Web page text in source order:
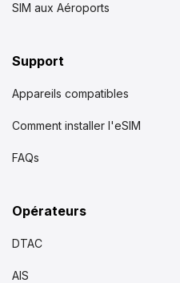
SIM aux Aéroports
Support
Appareils compatibles
Comment installer l'eSIM
FAQs
Opérateurs
DTAC
AIS